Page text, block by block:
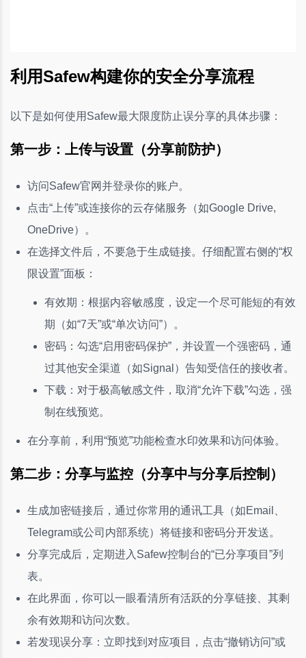
利用Safew构建你的安全分享流程
以下是如何使用Safew最大限度防止误分享的具体步骤：
第一步：上传与设置（分享前防护）
访问Safew官网并登录你的账户。
点击“上传”或连接你的云存储服务（如Google Drive,
OneDrive）。
在选择文件后，不要急于生成链接。仔细配置右侧的“权
限设置”面板：
有效期：根据内容敏感度，设定一个尽可能短的有效
期（如“7天”或“单次访问”）。
密码：勾选“启用密码保护”，并设置一个强密码，通
过其他安全渠道（如Signal）告知受信任的接收者。
下载：对于极高敏感文件，取消“允许下载”勾选，强
制在线预览。
在分享前，利用“预览”功能检查水印效果和访问体验。
第二步：分享与监控（分享中与分享后控制）
生成加密链接后，通过你常用的通讯工具（如Email、
Telegram或公司内部系统）将链接和密码分开发送。
分享完成后，定期进入Safew控制台的“已分享项目”列
表。
在此界面，你可以一眼看清所有活跃的分享链接、其剩
余有效期和访问次数。
若发现误分享：立即找到对应项目，点击“撤销访问”或